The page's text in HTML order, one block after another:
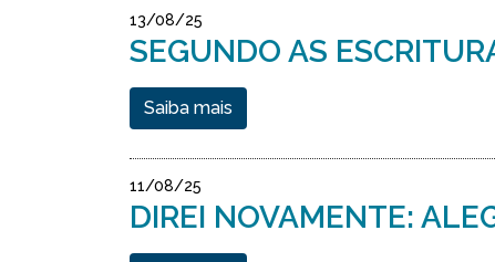
13/08/25
SEGUNDO AS
Saiba mais
11/08/25
DIREI NOVAMENTE: